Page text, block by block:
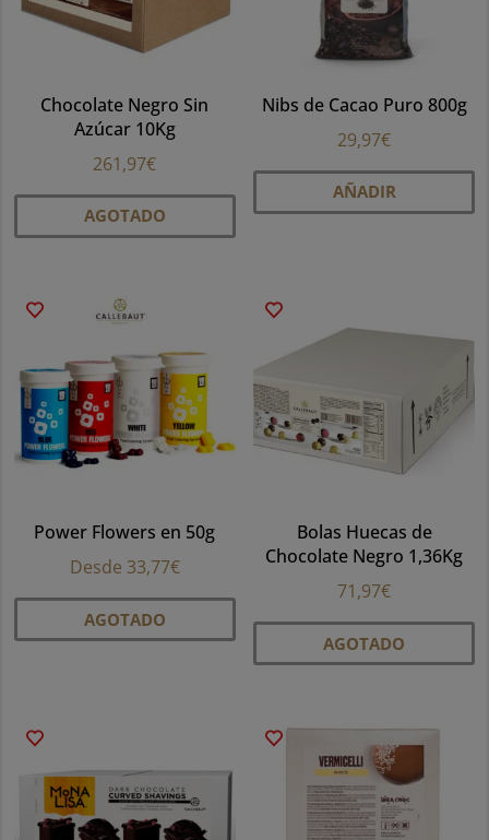
Chocolate Negro Sin
Azúcar 10Kg
261,97€
AGOTADO
Nibs de Cacao Puro 800g
29,97€
AÑADIR
Power Flowers en 50g
Desde 33,77€
AGOTADO
Este
producto
Bolas Huecas de
Chocolate Negro 1,36Kg
71,97€
AGOTADO